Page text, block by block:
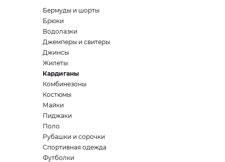
Бермуды и шорты
Брюки
Водолазки
Джемперы и свитеры
Джинсы
Жилеты
Кардиганы
Комбинезоны
Костюмы
Майки
Пиджаки
Поло
Рубашки и сорочки
Спортивная одежда
Футболки